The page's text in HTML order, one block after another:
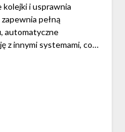
i usprawnia
pełną
automatyczne
z innymi systemami, co…